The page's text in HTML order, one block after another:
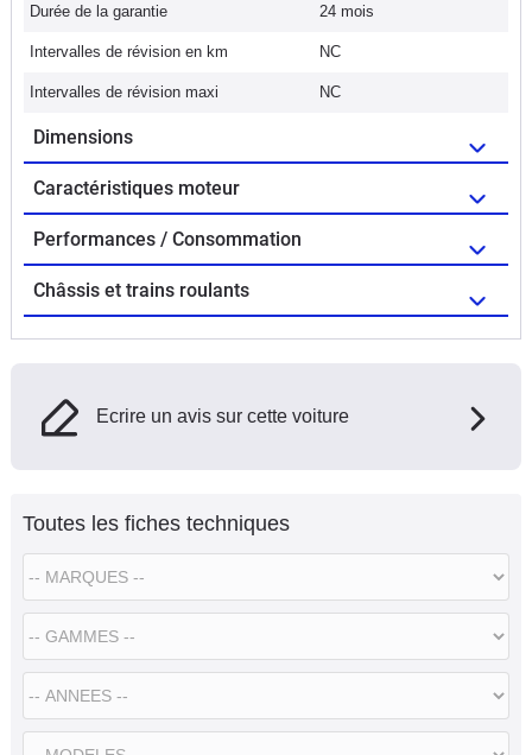
Durée de la garantie 24 mois
Intervalles de révision en km NC
Intervalles de révision maxi NC
Dimensions
Caractéristiques moteur
Performances / Consommation
Châssis et trains roulants
Ecrire un avis sur cette voiture
Toutes les fiches techniques